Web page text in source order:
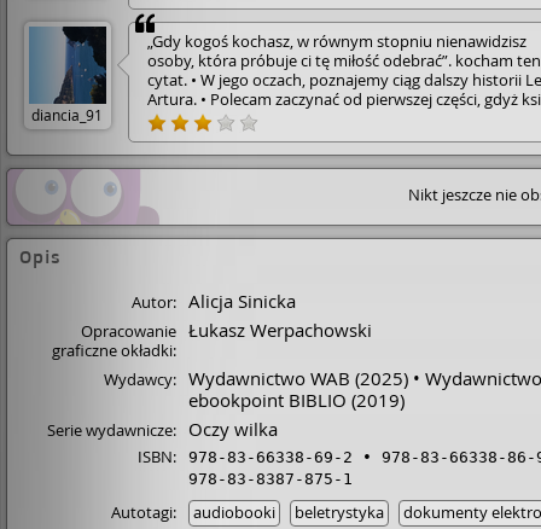
diancia_91
„Gdy kogoś kochasz, w równym stopniu nienawidzisz
osoby, która próbuje ci tę miłość odebrać”. kocham ten
cytat. • W jego oczach, poznajemy ciąg dalszy historii
Artura. • Polecam zaczynać od pierwszej części, gdyż
ta jest typową kontynuacją. • Po dwóch latach Lena i
są już narzeczeństwem. Jednak ich związek nie jest do
zbudowany na zaufaniu. Jak to zwykle bywa pojawia się
również ten trzeci a kontrastowych ciepłych brązowych
oczach. A czy jest tym dobrym przyjacielem czy może
złym dowiecie się z książki. Lenę spotykają dziwne
a Artur w porównaniu z Borysem trochę ją ignoruje. •
także zapowiedź 3 tomu (który ja już zamówiłam) • Czy
Artur i Lena będą razem? • Kim jest Borys? • Czy Jola
pozostanie przyjaciółką Leny? • i kto miesza w związku,
próbując udowodnić ze Lena ma podobne objawy co
Melania? • Tego wszystkiego dowiecie się z 2 części
wilka" czyli "w jego oczach". • Ja polecam, może w tej
było zbyt dużo opisów ale i tak dobrze mi się ją czytało
Nikt jeszcze nie
Opis
Autor: Alicja Sinicka
Opracowanie
graficzne okładki:
Łukasz Werpachowski
Wydawcy: Wydawnictwo WAB (2025)
ebookpoint BIBLIO (2019)
Serie wydawnicze: Oczy wilka
ISBN: 978-83-66338-69-2
978-83-66338-86-
978-83-8387-875-1
Autotagi: audiobooki beletrystyka
dokumenty